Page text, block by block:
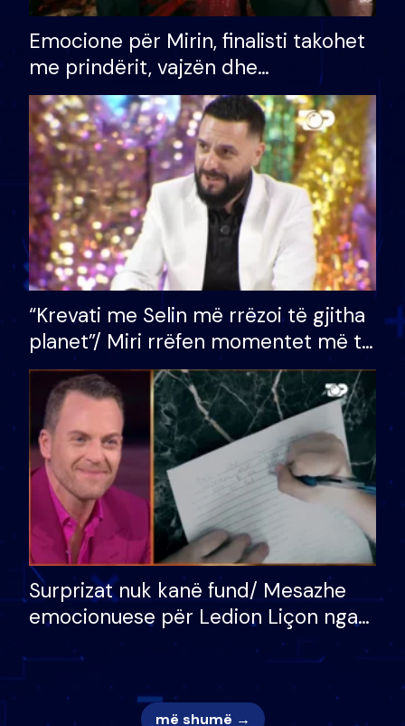
Emocione për Mirin, finalisti takohet
me prindërit, vajzën dhe
bashkëshorten: S’kemi ndonjë letër
divorci apo jo?
“Krevati me Selin më rrëzoi të gjitha
planet”/ Miri rrëfen momentet më të
bukura në shtëpinë e BB VIP: Do më
mungojë zilja e mëngjesit kur…
Surprizat nuk kanë fund/ Mesazhe
emocionuese për Ledion Liçon nga
nëna dhe fëmijët e tij, moderatori
nuk i mban dot lotët: Nuk meritoj…
më shumë →